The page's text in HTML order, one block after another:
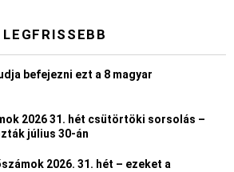
LEGFRISSEBB
befejezni ezt a 8 magyar
2026 31. hét csütörtöki sorsolás –
július 30-án
2026. 31. hét – ezeket a